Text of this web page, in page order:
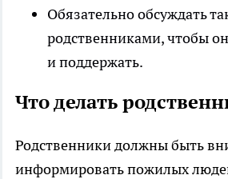
Обязательно обсуждать
родственниками, чтобы
и поддержать.
Что делать
Родственники должны быть
информировать пожилых